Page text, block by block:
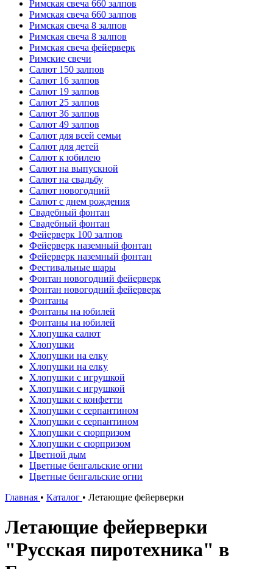
Римская свеча 660 залпов
Римская свеча 660 залпов
Римская свеча 8 залпов
Римская свеча 8 залпов
Римская свеча фейерверк
Римские свечи
Салют 150 залпов
Салют 16 залпов
Салют 19 залпов
Салют 25 залпов
Салют 36 залпов
Салют 49 залпов
Салют для всей семьи
Салют для детей
Салют к юбилею
Салют на выпускной
Салют на свадьбу
Салют новогодний
Салют с днем рождения
Свадебный фонтан
Свадебный фонтан
Фейерверк 100 залпов
Фейерверк наземный фонтан
Фейерверк наземный фонтан
Фестивальные шары
Фонтан новогодний фейерверк
Фонтан новогодний фейерверк
Фонтаны
Фонтаны на юбилей
Фонтаны на юбилей
Хлопушка салют
Хлопушки
Хлопушки на елку
Хлопушки на елку
Хлопушки с игрушкой
Хлопушки с игрушкой
Хлопушки с конфетти
Хлопушки с серпантином
Хлопушки с серпантином
Хлопушки с сюрпризом
Хлопушки с сюрпризом
Цветной дым
Цветные бенгальские огни
Цветные бенгальские огни
Главная • Каталог • Летающие фейерверки
Летающие фейерверки
"Русская пиротехника" в